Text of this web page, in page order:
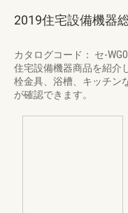
2019住宅設備機器
カタログコード： セ-
住宅設備機器商品を紹介
栓金具、浴槽、キッチン
が確認できます。